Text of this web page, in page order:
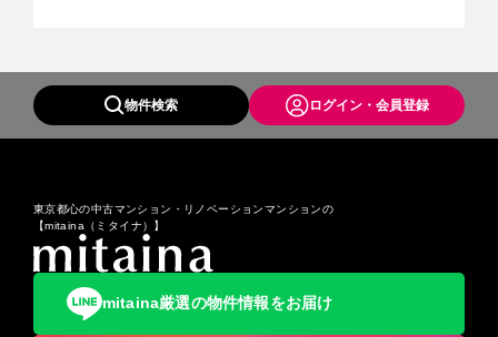
紹介します”より参考）
在します。
【周辺施設】
GAKUDAI KOUKASHITA／碑文谷公園／東京学芸大学附属高等
物件検索 ログイン・会員登録
東京都心の中古マンション・リノベーションマンションの
【mitaina（ミタイナ）】
mitaina厳選の物件情報をお届け